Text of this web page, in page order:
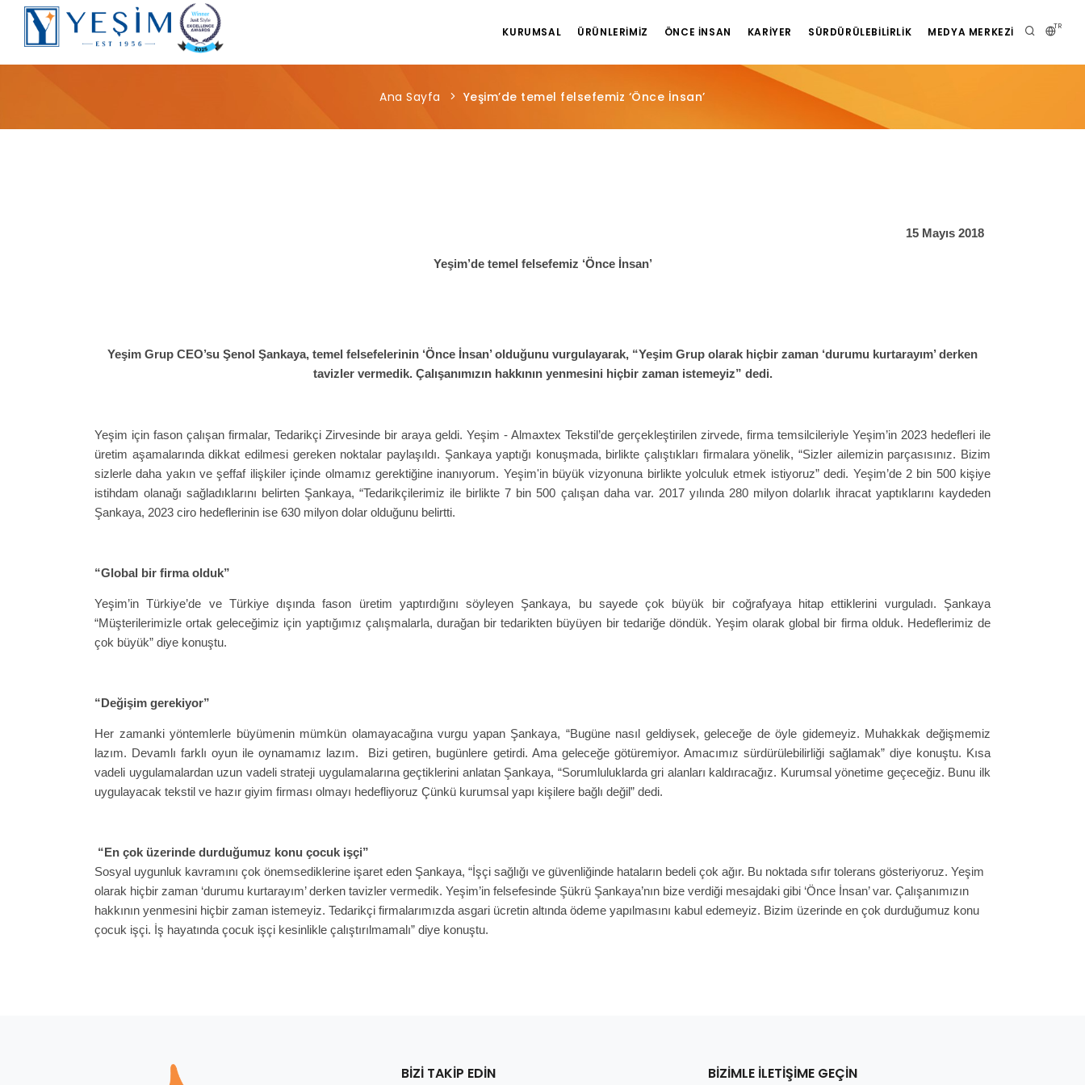
TR
KURUMSAL ÜRÜNLERIMIZ ÖNCE İNSAN KARIYER SÜRDÜRÜLEBILIRLIK MEDYA MERKEZI
Ana Sayfa Yeşim’de temel felsefemiz ‘Önce İnsan’
15 Mayıs 2018
Yeşim’de temel felsefemiz ‘Önce İnsan’
Yeşim Grup CEO’su Şenol Şankaya, temel felsefelerinin ‘Önce İnsan’ olduğunu vurgulayarak, “Yeşim Grup olarak hiçbir zaman ‘durumu kurtarayım’ derken
tavizler vermedik. Çalışanımızın hakkının yenmesini hiçbir zaman istemeyiz” dedi.
Yeşim için fason çalışan firmalar, Tedarikçi Zirvesinde bir araya geldi. Yeşim - Almaxtex Tekstil’de gerçekleştirilen zirvede, firma temsilcileriyle Yeşim’in 2023 hedefleri ile
üretim aşamalarında dikkat edilmesi gereken noktalar paylaşıldı. Şankaya yaptığı konuşmada, birlikte çalıştıkları firmalara yönelik, “Sizler ailemizin parçasısınız. Bizim
sizlerle daha yakın ve şeffaf ilişkiler içinde olmamız gerektiğine inanıyorum. Yeşim'in büyük vizyonuna birlikte yolculuk etmek istiyoruz” dedi. Yeşim’de 2 bin 500 kişiye
istihdam olanağı sağladıklarını belirten Şankaya, “Tedarikçilerimiz ile birlikte 7 bin 500 çalışan daha var. 2017 yılında 280 milyon dolarlık ihracat yaptıklarını kaydeden
Şankaya, 2023 ciro hedeflerinin ise 630 milyon dolar olduğunu belirtti.
“Global bir firma olduk”
Yeşim’in Türkiye’de ve Türkiye dışında fason üretim yaptırdığını söyleyen Şankaya, bu sayede çok büyük bir coğrafyaya hitap ettiklerini vurguladı. Şankaya
“Müşterilerimizle ortak geleceğimiz için yaptığımız çalışmalarla, durağan bir tedarikten büyüyen bir tedariğe döndük. Yeşim olarak global bir firma olduk. Hedeflerimiz de
çok büyük” diye konuştu.
“Değişim gerekiyor”
Her zamanki yöntemlerle büyümenin mümkün olamayacağına vurgu yapan Şankaya, “Bugüne nasıl geldiysek, geleceğe de öyle gidemeyiz. Muhakkak değişmemiz
lazım. Devamlı farklı oyun ile oynamamız lazım. Bizi getiren, bugünlere getirdi. Ama geleceğe götüremiyor. Amacımız sürdürülebilirliği sağlamak” diye konuştu. Kısa
vadeli uygulamalardan uzun vadeli strateji uygulamalarına geçtiklerini anlatan Şankaya, “Sorumluluklarda gri alanları kaldıracağız. Kurumsal yönetime geçeceğiz. Bunu ilk
uygulayacak tekstil ve hazır giyim firması olmayı hedefliyoruz Çünkü kurumsal yapı kişilere bağlı değil” dedi.
“En çok üzerinde durduğumuz konu çocuk işçi”
Sosyal uygunluk kavramını çok önemsediklerine işaret eden Şankaya, “İşçi sağlığı ve güvenliğinde hataların bedeli çok ağır. Bu noktada sıfır tolerans gösteriyoruz. Yeşim
olarak hiçbir zaman ‘durumu kurtarayım’ derken tavizler vermedik. Yeşim’in felsefesinde Şükrü Şankaya’nın bize verdiği mesajdaki gibi ‘Önce İnsan’ var. Çalışanımızın
hakkının yenmesini hiçbir zaman istemeyiz. Tedarikçi firmalarımızda asgari ücretin altında ödeme yapılmasını kabul edemeyiz. Bizim üzerinde en çok durduğumuz konu
çocuk işçi. İş hayatında çocuk işçi kesinlikle çalıştırılmamalı” diye konuştu.
BIZI TAKIP EDIN BIZIMLE İLETIŞIME GEÇIN